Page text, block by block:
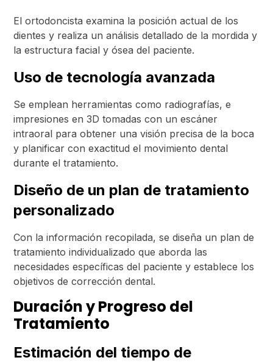
El ortodoncista examina la posición actual de los
dientes y realiza un análisis detallado de la mordida y
la estructura facial y ósea del paciente.
Uso de tecnología avanzada
Se emplean herramientas como radiografías, e
impresiones en 3D tomadas con un escáner
intraoral para obtener una visión precisa de la boca
y planificar con exactitud el movimiento dental
durante el tratamiento.
Diseño de un plan de tratamiento
personalizado
Con la información recopilada, se diseña un plan de
tratamiento individualizado que aborda las
necesidades específicas del paciente y establece los
objetivos de corrección dental.
Duración y Progreso del
Tratamiento
Estimación del tiempo de